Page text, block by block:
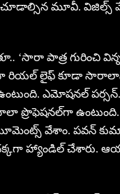
మూవీ. విజిల్స్
‘సారా పాత్ర గురించి
లైఫ్ కూడా సారాలానే
ఎమోషనల్
ఉంటుంది.
వేశాం. పవన్
హ్యాండిల్ చేశారు.